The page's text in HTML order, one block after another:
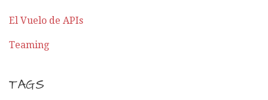
El Vuelo de APIs
Teaming
TAGS